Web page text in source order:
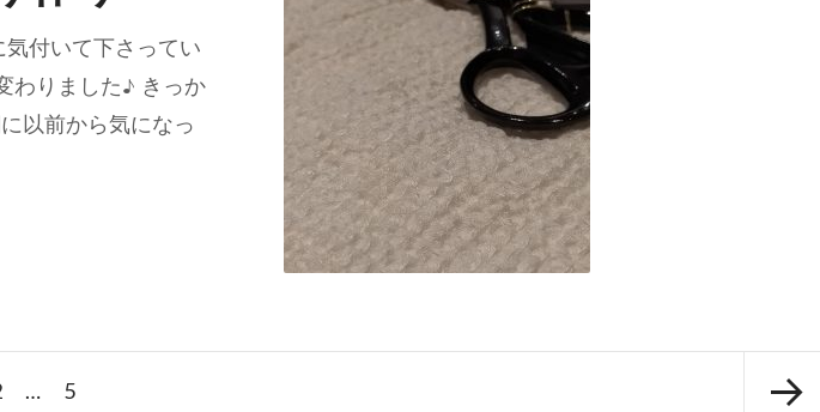
付いて下さってい
わりました♪ きっか
以前から気になっ
… 固
5